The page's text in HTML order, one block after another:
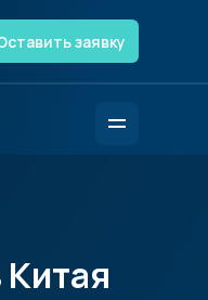
заявку
Китая